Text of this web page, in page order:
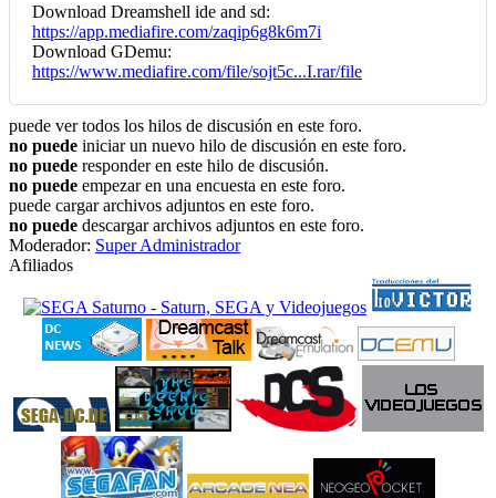
Download Dreamshell ide and sd:
https://app.mediafire.com/zaqip6g8k6m7i
Download GDemu:
https://www.mediafire.com/file/sojt5c...I.rar/file
puede ver todos los hilos de discusión en este foro.
no puede iniciar un nuevo hilo de discusión en este foro.
no puede responder en este hilo de discusión.
no puede empezar en una encuesta en este foro.
puede cargar archivos adjuntos en este foro.
no puede descargar archivos adjuntos en este foro.
Moderador: Super Administrador
Afiliados